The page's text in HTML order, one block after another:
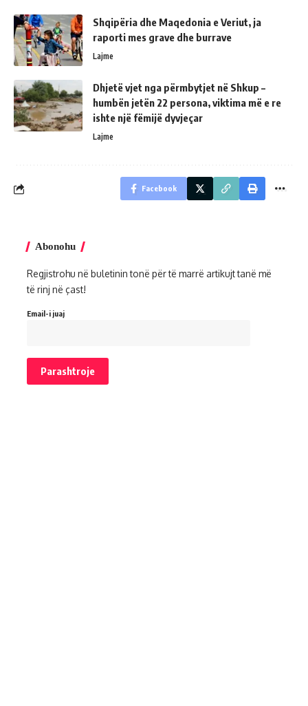
Shqipëria dhe Maqedonia e Veriut, ja
raporti mes grave dhe burrave
Lajme
Dhjetë vjet nga përmbytjet në Shkup –
humbën jetën 22 persona, viktima më e re
ishte një fëmijë dyvjeçar
Lajme
Facebook
Abonohu
Regjistrohu në buletinin tonë për të marrë artikujt tanë më
të rinj në çast!
Email-i juaj